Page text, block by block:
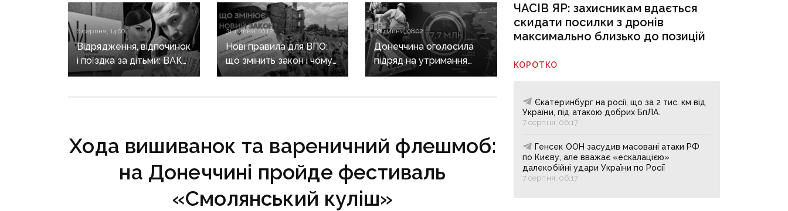
6 серпня, 14:00
Відрядження, відпочинок
і поїздка за дітьми: ВАКС
знову відмовив
31 липня, 10:12
Нові правила для ВПО:
що змінить закон і чому
він ще не гарантує
30 липня, 08:02
Донеччина оголосила
підряд на утримання
дороги
Хода вишиванок та вареничний флешмоб:
на Донеччині пройде фестиваль
«Смолянський куліш»
ЧАСІВ ЯР: захисникам вдається
скидати посилки з дронів
максимально близько до позицій
КОРОТКО
Єкатеринбург на росії, що за 2 тис. км від
України, під атакою добрих БпЛА.
7 серпня, 06:17
Генсек ООН засудив масовані атаки РФ
по Києву, але вважає «ескалацією»
далекобійні удари України по Росії
7 серпня, 06:17